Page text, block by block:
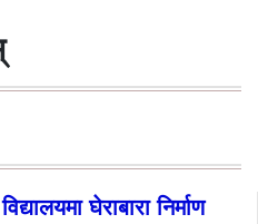
घेराबारा निर्माण